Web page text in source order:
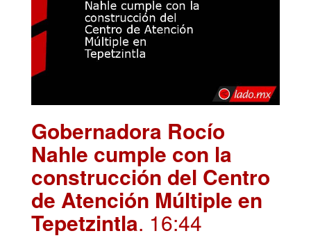
Gobernadora Rocío
Nahle cumple con la
construcción del Centro
de Atención Múltiple en
Tepetzintla. 16:44